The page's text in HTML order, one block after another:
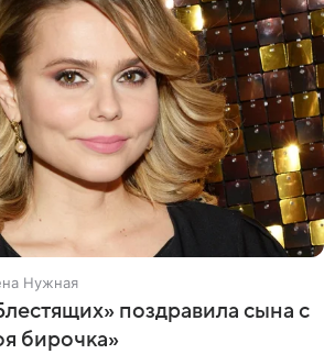
Нужная
поздравила сына с
бирочка»